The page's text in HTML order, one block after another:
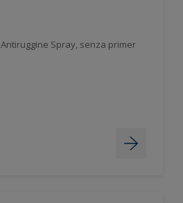
Antiruggine Spray, senza primer